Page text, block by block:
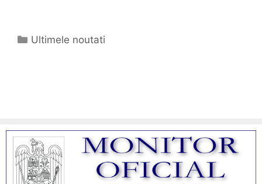
Categorii
Ultimele noutati